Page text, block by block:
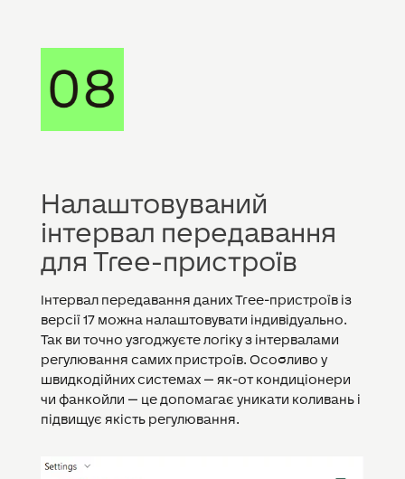
Налаштовуваний
інтервал передавання
для Tree-пристроїв
Інтервал передавання даних Tree-пристроїв із
версії 17 можна налаштовувати індивідуально.
Так ви точно узгоджуєте логіку з інтервалами
регулювання самих пристроїв. Особливо у
швидкодійних системах — як-от кондиціонери
чи фанкойли — це допомагає уникати коливань і
підвищує якість регулювання.